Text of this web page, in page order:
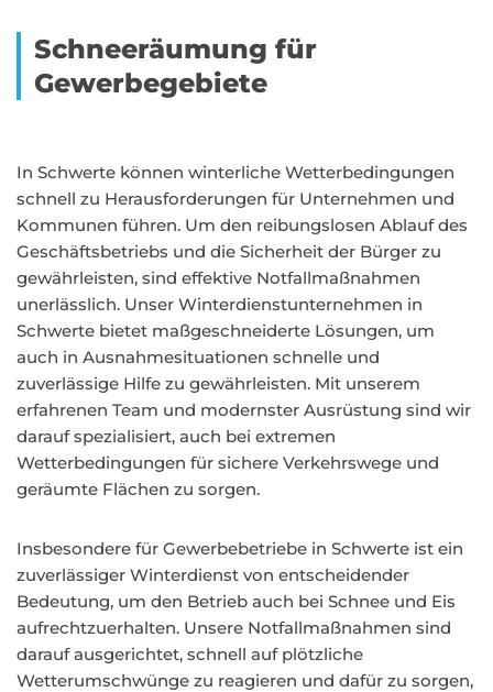
Schneeräumung für
Gewerbegebiete
In Schwerte können winterliche Wetterbedingungen
schnell zu Herausforderungen für Unternehmen und
Kommunen führen. Um den reibungslosen Ablauf des
Geschäftsbetriebs und die Sicherheit der Bürger zu
gewährleisten, sind effektive Notfallmaßnahmen
unerlässlich. Unser Winterdienstunternehmen in
Schwerte bietet maßgeschneiderte Lösungen, um
auch in Ausnahmesituationen schnelle und
zuverlässige Hilfe zu gewährleisten. Mit unserem
erfahrenen Team und modernster Ausrüstung sind wir
darauf spezialisiert, auch bei extremen
Wetterbedingungen für sichere Verkehrswege und
geräumte Flächen zu sorgen.
Insbesondere für Gewerbebetriebe in Schwerte ist ein
zuverlässiger Winterdienst von entscheidender
Bedeutung, um den Betrieb auch bei Schnee und Eis
aufrechtzuerhalten. Unsere Notfallmaßnahmen sind
darauf ausgerichtet, schnell auf plötzliche
Wetterumschwünge zu reagieren und dafür zu sorgen,